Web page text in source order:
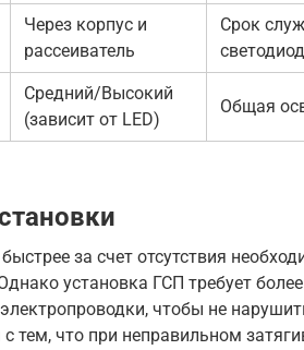
Через корпус и
рассеиватель
Срок
Средний/Высокий
(зависит от LED)
Общая
за счет отсутствия
установка ГСП требует более
чтобы не
тем, что при неправильном